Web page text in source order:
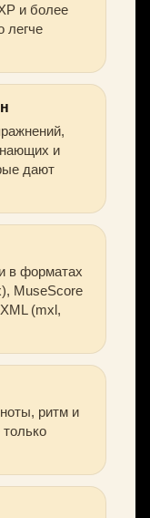
и более
легче
и
дают
в форматах
MuseScore
(mxl,
ритм и